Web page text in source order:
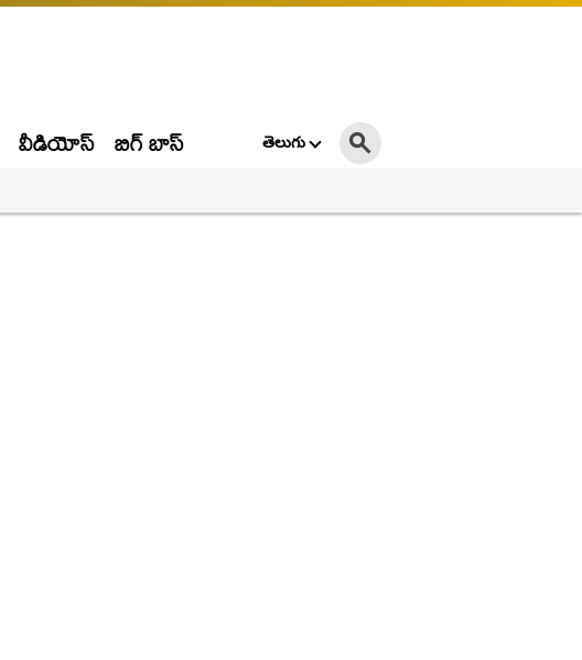
వీడియోస్ బిగ్ బాస్ తెలుగు